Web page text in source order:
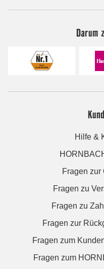
Darum
Hilfe &
Fragen zur
Fragen zu
Fragen zu
Fragen zur
Fragen zum
Fragen zum